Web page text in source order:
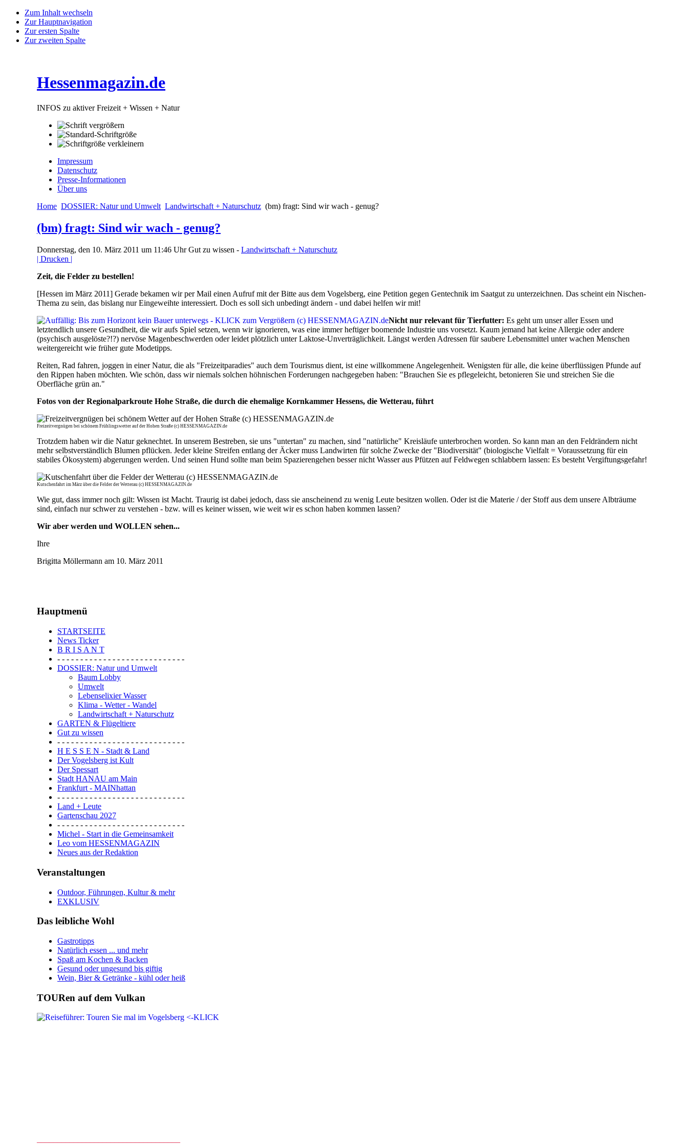
Zum Inhalt wechseln
Zur Hauptnavigation
Zur ersten Spalte
Zur zweiten Spalte
Hessenmagazin.de
INFOS zu aktiver Freizeit + Wissen + Natur
Impressum
Datenschutz
Presse-Informationen
Über uns
Home DOSSIER: Natur und Umwelt Landwirtschaft + Naturschutz (bm) fragt: Sind wir wach - genug?
(bm) fragt: Sind wir wach - genug?
Donnerstag, den 10. März 2011 um 11:46 UhrGut zu wissen - Landwirtschaft + Naturschutz
| Drucken |
Zeit, die Felder zu bestellen!
[Hessen im März 2011] Gerade bekamen wir per Mail einen Aufruf mit der Bitte aus dem Vogelsberg, eine Petition gegen Gentechnik im Saatgut zu unterzeichnen. Das scheint ein Nischen-
Thema zu sein, das bislang nur Eingeweihte interessiert. Doch es soll sich unbedingt ändern - und dabei helfen wir mit!
Nicht nur relevant für Tierfutter: Es geht um unser aller Essen und
letztendlich unsere Gesundheit, die wir aufs Spiel setzen, wenn wir ignorieren, was eine immer heftiger boomende Industrie uns vorsetzt. Kaum jemand hat keine Allergie oder andere
(psychisch ausgelöste?!?) nervöse Magenbeschwerden oder leidet plötzlich unter Laktose-Unverträglichkeit. Längst werden Adressen für saubere Lebensmittel unter wachen Menschen
weitergereicht wie früher gute Modetipps.
Reiten, Rad fahren, joggen in einer Natur, die als "Freizeitparadies" auch dem Tourismus dient, ist eine willkommene Angelegenheit. Wenigsten für alle, die keine überflüssigen Pfunde auf
den Rippen haben möchten. Wie schön, dass wir niemals solchen höhnischen Forderungen nachgegeben haben: "Brauchen Sie es pflegeleicht, betonieren Sie und streichen Sie die
Oberfläche grün an."
Fotos von der Regionalparkroute Hohe Straße, die durch die ehemalige Kornkammer Hessens, die Wetterau, führt
Freizeitvergnügen bei schönem Frühlingswetter auf der Hohen Straße (c) HESSENMAGAZIN.de
Trotzdem haben wir die Natur geknechtet. In unserem Bestreben, sie uns "untertan" zu machen, sind "natürliche" Kreisläufe unterbrochen worden. So kann man an den Feldrändern nicht
mehr selbstverständlich Blumen pflücken. Jeder kleine Streifen entlang der Äcker muss Landwirten für solche Zwecke der "Biodiversität" (biologische Vielfalt = Voraussetzung für ein
stabiles Ökosystem) abgerungen werden. Und seinen Hund sollte man beim Spazierengehen besser nicht Wasser aus Pfützen auf Feldwegen schlabbern lassen: Es besteht Vergiftungsgefahr!
Kutschenfahrt im März über die Felder der Wetterau (c) HESSENMAGAZIN.de
Wie gut, dass immer noch gilt: Wissen ist Macht. Traurig ist dabei jedoch, dass sie anscheinend zu wenig Leute besitzen wollen. Oder ist die Materie / der Stoff aus dem unsere Albträume
sind, einfach nur schwer zu verstehen - bzw. will es keiner wissen, wie weit wir es schon haben kommen lassen?
Wir aber werden und WOLLEN sehen...
Ihre
Brigitta Möllermann am 10. März 2011
Hauptmenü
STARTSEITE
News Ticker
B R I S A N T
- - - - - - - - - - - - - - - - - - - - - - - - - - - -
DOSSIER: Natur und Umwelt
Baum Lobby
Umwelt
Lebenselixier Wasser
Klima - Wetter - Wandel
Landwirtschaft + Naturschutz
GARTEN & Flügeltiere
Gut zu wissen
- - - - - - - - - - - - - - - - - - - - - - - - - - - -
H E S S E N - Stadt & Land
Der Vogelsberg ist Kult
Der Spessart
Stadt HANAU am Main
Frankfurt - MAINhattan
- - - - - - - - - - - - - - - - - - - - - - - - - - - -
Land + Leute
Gartenschau 2027
- - - - - - - - - - - - - - - - - - - - - - - - - - - -
Michel - Start in die Gemeinsamkeit
Leo vom HESSENMAGAZIN
Neues aus der Redaktion
Veranstaltungen
Outdoor, Führungen, Kultur & mehr
EXKLUSIV
Das leibliche Wohl
Gastrotipps
Natürlich essen ... und mehr
Spaß am Kochen & Backen
Gesund oder ungesund bis giftig
Wein, Bier & Getränke - kühl oder heiß
TOURen auf dem Vulkan